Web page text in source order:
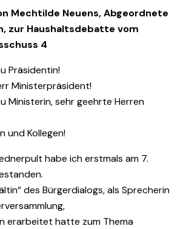
Mechtilde Neuens, Abgeordnete
zur Haushaltsdebatte vom
4
Präsidentin!
Ministerpräsident!
Ministerin, sehr geehrte Herren
und Kollegen!
habe ich erstmals am 7.
des Bürgerdialogs, als Sprecherin
erarbeitet hatte zum Thema